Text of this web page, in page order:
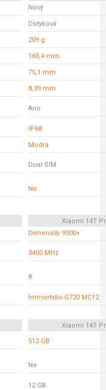
Nový
Dotyková
209 g
160,4 mm
75,1 mm
8,39 mm
Ano
IP68
Modrá
Dual SIM
Ne
Xiaomi 14T
Dimensity 9300+
3400 MHz
8
Immortalis-G720 MC12
Xiaomi 14T
512 GB
Ne
12 GB